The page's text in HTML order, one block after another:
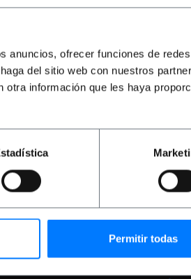
anuncios, ofrecer funciones de
del sitio web con nuestros
información que les haya
Permitir todas
Base girevole
€
€IVA inc.
Consegna immediata
REF: